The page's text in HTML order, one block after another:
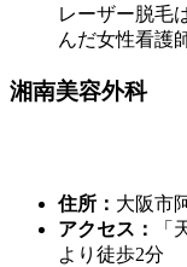
レーザー脱毛
んだ女性看護
湘南美容外科
住所： 大阪市
アクセス：
「
より徒歩2分